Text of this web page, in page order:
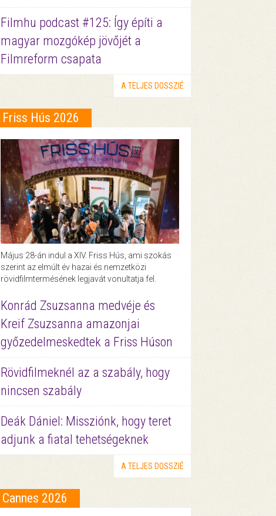
Filmhu podcast #125: Így építi a
magyar mozgókép jövőjét a
Filmreform csapata
A TELJES DOSSZIÉ
Friss Hús 2026
Május 28-án indul a XIV. Friss Hús, ami szokás
szerint az elmúlt év hazai és nemzetközi
rövidfilmtermésének legjavát vonultatja fel.
Konrád Zsuzsanna medvéje és
Kreif Zsuzsanna amazonjai
győzedelmeskedtek a Friss Húson
Rövidfilmeknél az a szabály, hogy
nincsen szabály
Deák Dániel: Missziónk, hogy teret
adjunk a fiatal tehetségeknek
A TELJES DOSSZIÉ
Cannes 2026